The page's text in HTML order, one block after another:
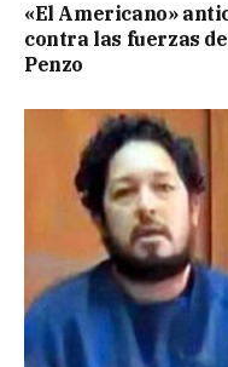
«El Americano»
contra las fuerzas
Penzo